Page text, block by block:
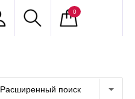
0
Расширенный поиск